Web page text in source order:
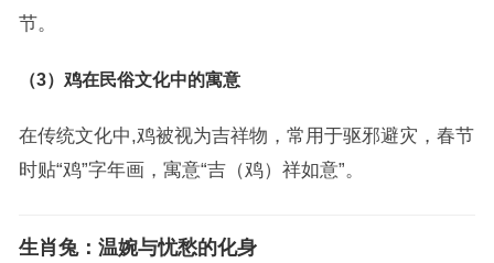
节。
（3）鸡在民俗文化中的寓意
在传统文化中,鸡被视为吉祥物，常用于驱邪避灾，春节
时贴“鸡”字年画，寓意“吉（鸡）祥如意”。
生肖兔：温婉与忧愁的化身